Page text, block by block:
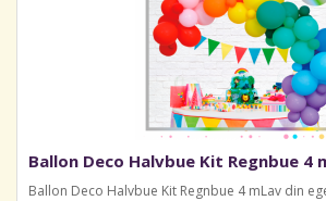
Ballon Deco Halvbue Kit Regnbue 4
Ballon Deco Halvbue Kit Regnbue 4 mLav din